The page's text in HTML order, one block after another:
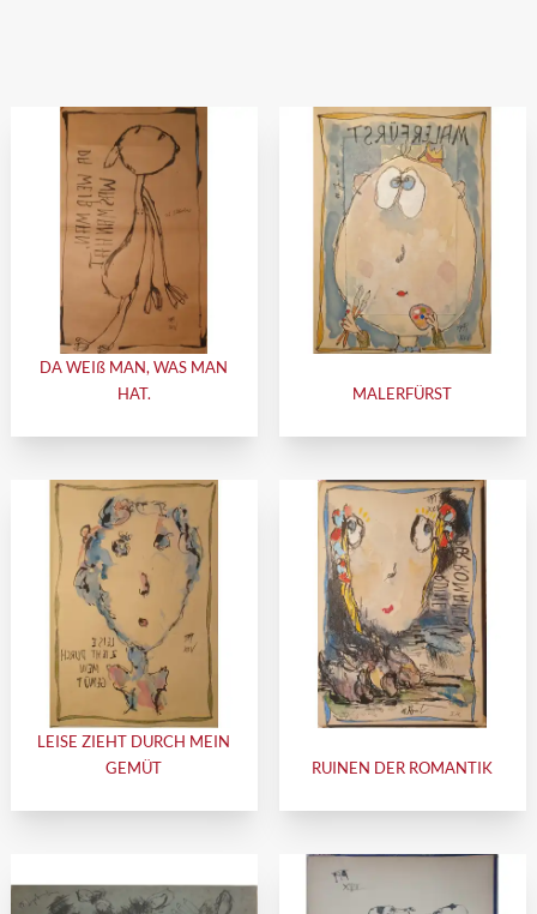
DA WEIß MAN, WAS MAN
HAT.
MALERFÜRST
LEISE ZIEHT DURCH MEIN
GEMÜT
RUINEN DER ROMANTIK